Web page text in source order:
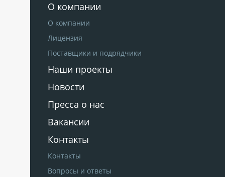
О компании
О компании
Лицензия
Поставщики и подрядчики
Наши проекты
Новости
Пресса о нас
Вакансии
Контакты
Контакты
Вопросы и ответы